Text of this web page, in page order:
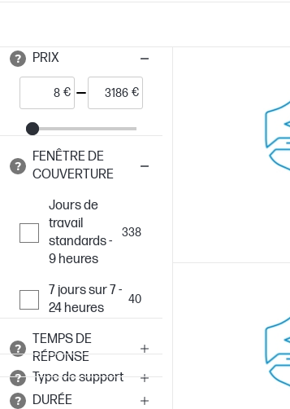
PRIX
€ €
FENÊTRE DE
COUVERTURE
Jours de
travail
standards -
9 heures
338
7 jours sur 7 -
24 heures
40
TEMPS DE
RÉPONSE
Type de support
DURÉE